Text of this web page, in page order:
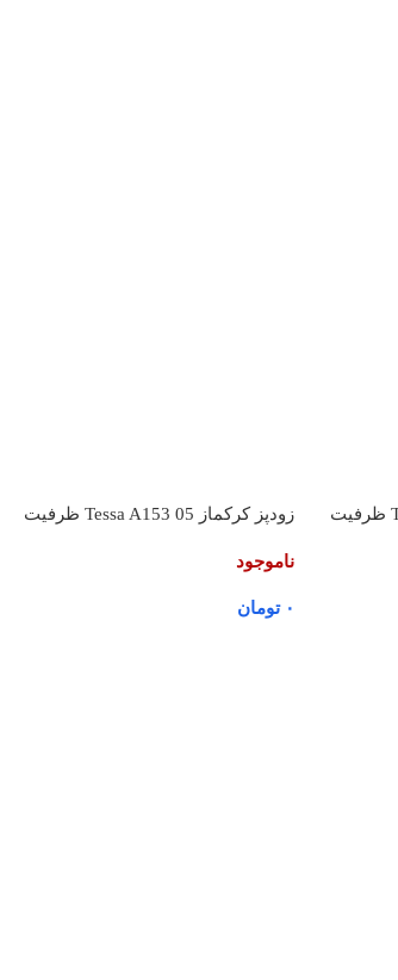
زودپز کرکماز Tessa A153 04 ظرفیت
زودپز کرکماز Tessa A153 05 ظرفیت
ناموجود
۰ تومان